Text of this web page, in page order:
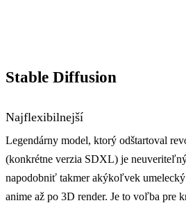
Stable Diffusion
Najflexibilnejší
Legendárny model, ktorý odštartoval
(konkrétne verzia SDXL) je
napodobniť takmer akýkoľvek
anime až po 3D render. Je to voľba pre